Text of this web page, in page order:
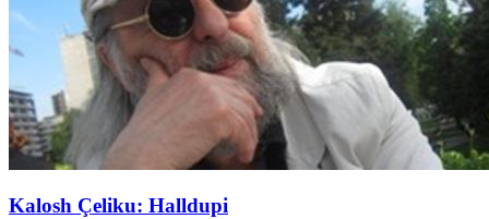
Kalosh Çeliku: Halldupi